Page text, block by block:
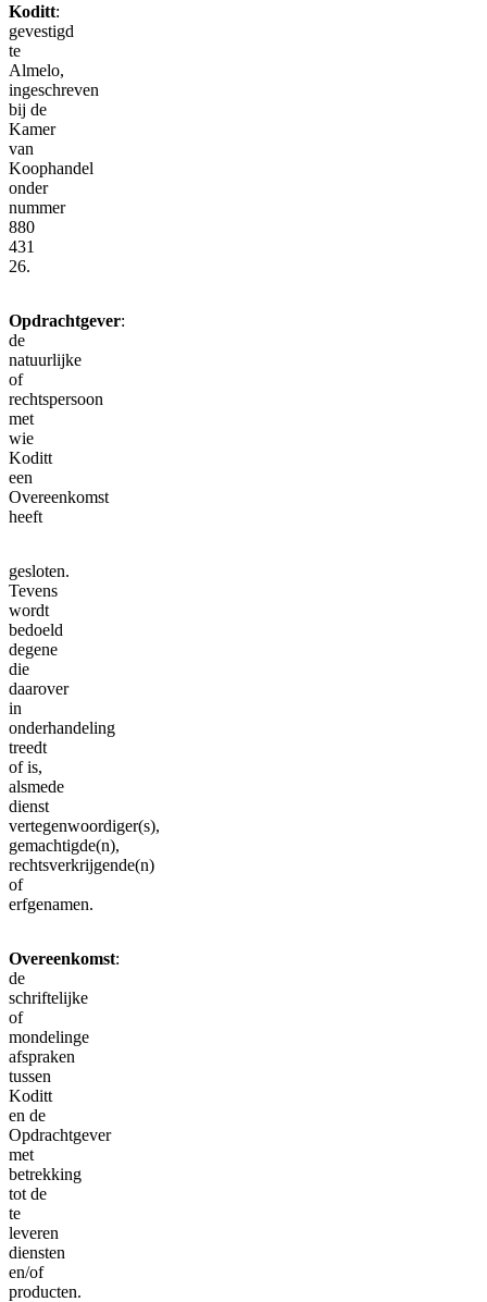
Koditt:
gevestigd
te
Almelo,
ingeschreven
bij de
Kamer
van
Koophandel
onder
nummer
880
431
26.
Opdrachtgever:
de
natuurlijke
of
rechtspersoon
met
wie
Koditt
een
Overeenkomst
heeft
gesloten.
Tevens
wordt
bedoeld
degene
die
daarover
in
onderhandeling
treedt
of is,
alsmede
dienst
vertegenwoordiger(s),
gemachtigde(n),
rechtsverkrijgende(n)
of
erfgenamen.
Overeenkomst:
de
schriftelijke
of
mondelinge
afspraken
tussen
Koditt
en de
Opdrachtgever
met
betrekking
tot de
te
leveren
diensten
en/of
producten.